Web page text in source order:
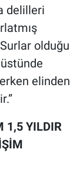
delilleri
olduğu
elinden
1,5 YILDIR